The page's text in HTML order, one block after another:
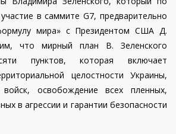
в саммите G7, предварительно
мира» с Президентом США Д.
что мирный план В. Зеленского
пунктов, которая включает
целостности Украины,
войск, освобождение всех пленных,
в агрессии и гарантии безопасности